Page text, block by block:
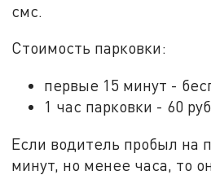
смс.
Стоимость парковки:
первые 15 минут -
1 час парковки - 60
Если водитель пробыл на
минут, но менее часа, то